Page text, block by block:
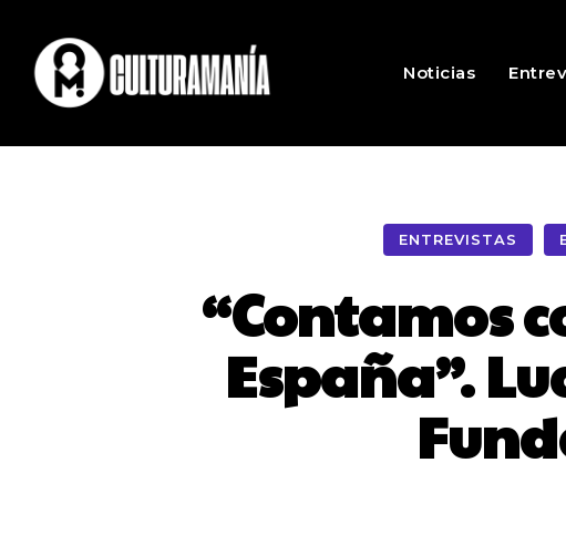
Noticias
ENTREVISTAS
“Contamos
España”.